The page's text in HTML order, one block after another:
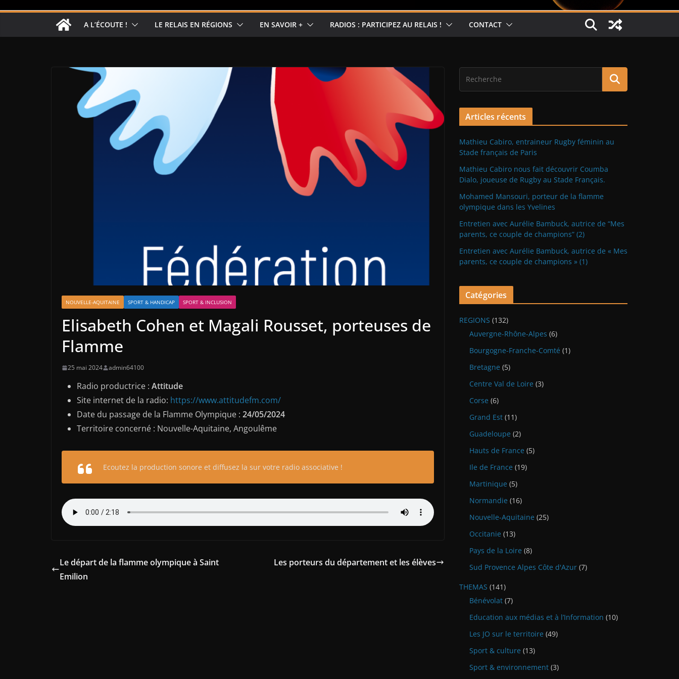
A L’ÉCOUTE ! LE RELAIS EN RÉGIONS EN SAVOIR + RADIOS : PARTICIPEZ AU RELAIS ! CONTACT
NOUVELLE-AQUITAINE SPORT & HANDICAP SPORT & INCLUSION
Elisabeth Cohen et Magali Rousset, porteuses de
Flamme
25 mai 2024 admin64100
Radio productrice : Attitude
Site internet de la radio: https://www.attitudefm.com/
Date du passage de la Flamme Olympique : 24/05/2024
Territoire concerné : Nouvelle-Aquitaine, Angoulême
Ecoutez la production sonore et diffusez la sur votre radio associative !
Le départ de la flamme olympique à Saint
Emilion
Les porteurs du département et les élèves
Articles récents
Mathieu Cabiro, entraineur Rugby féminin au
Stade français de Paris
Mathieu Cabiro nous fait découvrir Coumba
Dialo, joueuse de Rugby au Stade Français.
Mohamed Mansouri, porteur de la flamme
olympique dans les Yvelines
Entretien avec Aurélie Bambuck, autrice de “Mes
parents, ce couple de champions” (2)
Entretien avec Aurélie Bambuck, autrice de « Mes
parents, ce couple de champions » (1)
Catégories
REGIONS (132)
Auvergne-Rhône-Alpes (6)
Bourgogne-Franche-Comté (1)
Bretagne (5)
Centre Val de Loire (3)
Corse (6)
Grand Est (11)
Guadeloupe (2)
Hauts de France (5)
Ile de France (19)
Martinique (5)
Normandie (16)
Nouvelle-Aquitaine (25)
Occitanie (13)
Pays de la Loire (8)
Sud Provence Alpes Côte d'Azur (7)
THEMAS (141)
Bénévolat (7)
Education aux médias et à l’Information (10)
Les JO sur le territoire (49)
Sport & culture (13)
Sport & environnement (3)